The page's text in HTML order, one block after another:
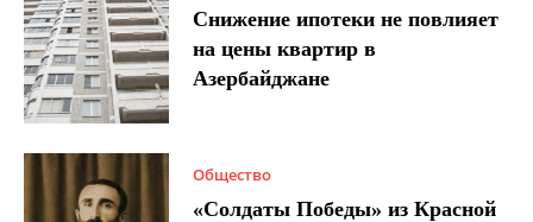
Снижение ипотеки не повлияет
на цены квартир в
Азербайджане
Общество
«Солдаты Победы» из Красной